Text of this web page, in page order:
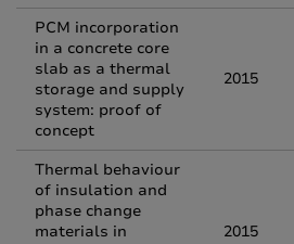
PCM incorporation
in a concrete core
slab as a thermal
storage and supply
system: proof of
concept
2015
Thermal behaviour
of insulation and
phase change
materials in
2015